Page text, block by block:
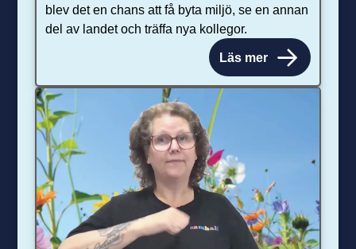
blev det en chans att få byta miljö, se en annan
del av landet och träffa nya kollegor.
Läs mer